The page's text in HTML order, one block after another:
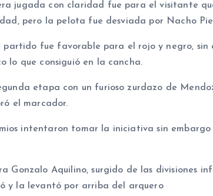
jugada con claridad fue para el visitante
pero la pelota fue desviada por Nacho
partido fue favorable para el rojo y negro, sin
lo que consiguió en la cancha.
etapa con un furioso zurdazo de
el marcador.
intentaron tomar la iniciativa sin
Gonzalo Aquilino, surgido de las divisiones
y la levantó por arriba del arquero